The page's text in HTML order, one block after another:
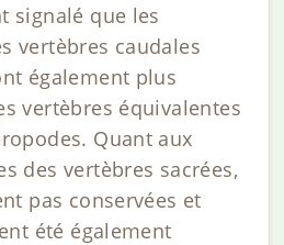
signalé que les
vertèbres caudales
également plus
vertèbres équivalentes
Quant aux
des vertèbres sacrées,
pas conservées et
été également